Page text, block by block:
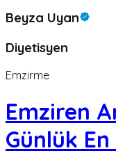
Beyza Uyan
Diyetisyen
Emzirme
Emziren
Günlük